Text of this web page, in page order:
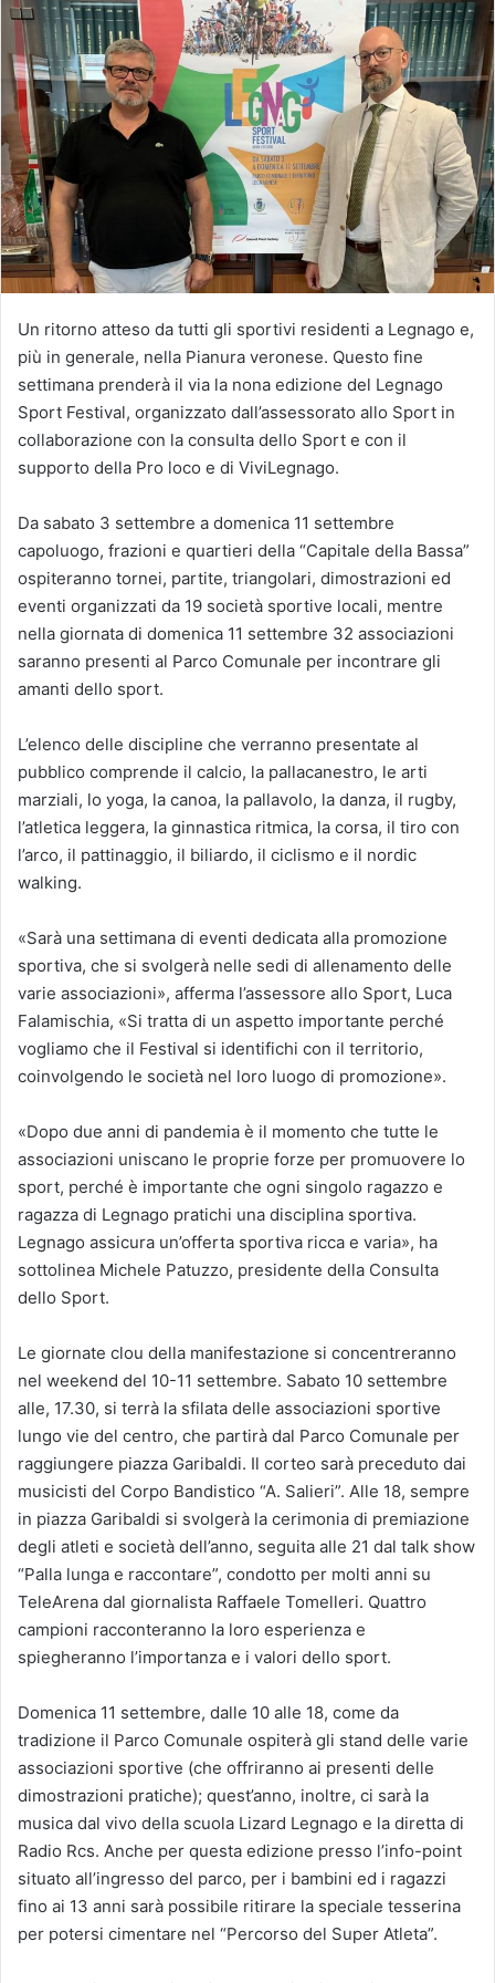
Un ritorno atteso da tutti gli sportivi residenti a Legnago e,
più in generale, nella Pianura veronese. Questo fine
settimana prenderà il via la nona edizione del Legnago
Sport Festival, organizzato dall’assessorato allo Sport in
collaborazione con la consulta dello Sport e con il
supporto della Pro loco e di ViviLegnago.
Da sabato 3 settembre a domenica 11 settembre
capoluogo, frazioni e quartieri della “Capitale della Bassa”
ospiteranno tornei, partite, triangolari, dimostrazioni ed
eventi organizzati da 19 società sportive locali, mentre
nella giornata di domenica 11 settembre 32 associazioni
saranno presenti al Parco Comunale per incontrare gli
amanti dello sport.
L’elenco delle discipline che verranno presentate al
pubblico comprende il calcio, la pallacanestro, le arti
marziali, lo yoga, la canoa, la pallavolo, la danza, il rugby,
l’atletica leggera, la ginnastica ritmica, la corsa, il tiro con
l’arco, il pattinaggio, il biliardo, il ciclismo e il nordic
walking.
«Sarà una settimana di eventi dedicata alla promozione
sportiva, che si svolgerà nelle sedi di allenamento delle
varie associazioni», afferma l’assessore allo Sport, Luca
Falamischia, «Si tratta di un aspetto importante perché
vogliamo che il Festival si identifichi con il territorio,
coinvolgendo le società nel loro luogo di promozione».
«Dopo due anni di pandemia è il momento che tutte le
associazioni uniscano le proprie forze per promuovere lo
sport, perché è importante che ogni singolo ragazzo e
ragazza di Legnago pratichi una disciplina sportiva.
Legnago assicura un’offerta sportiva ricca e varia», ha
sottolinea Michele Patuzzo, presidente della Consulta
dello Sport.
Le giornate clou della manifestazione si concentreranno
nel weekend del 10-11 settembre. Sabato 10 settembre
alle, 17.30, si terrà la sfilata delle associazioni sportive
lungo vie del centro, che partirà dal Parco Comunale per
raggiungere piazza Garibaldi. Il corteo sarà preceduto dai
musicisti del Corpo Bandistico “A. Salieri”. Alle 18, sempre
in piazza Garibaldi si svolgerà la cerimonia di premiazione
degli atleti e società dell’anno, seguita alle 21 dal talk show
“Palla lunga e raccontare”, condotto per molti anni su
TeleArena dal giornalista Raffaele Tomelleri. Quattro
campioni racconteranno la loro esperienza e
spiegheranno l’importanza e i valori dello sport.
Domenica 11 settembre, dalle 10 alle 18, come da
tradizione il Parco Comunale ospiterà gli stand delle varie
associazioni sportive (che offriranno ai presenti delle
dimostrazioni pratiche); quest’anno, inoltre, ci sarà la
musica dal vivo della scuola Lizard Legnago e la diretta di
Radio Rcs. Anche per questa edizione presso l’info-point
situato all’ingresso del parco, per i bambini ed i ragazzi
fino ai 13 anni sarà possibile ritirare la speciale tesserina
per potersi cimentare nel “Percorso del Super Atleta”.